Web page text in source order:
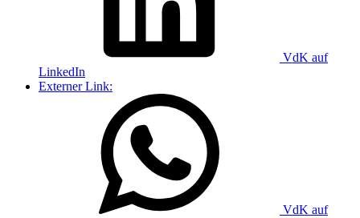
VdK auf
LinkedIn
Externer Link:
VdK auf